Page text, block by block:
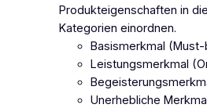
Produkteigenschaften in
Kategorien einordnen.
Basismerkmal (Must-
Leistungsmerkmal
Unerhebliche